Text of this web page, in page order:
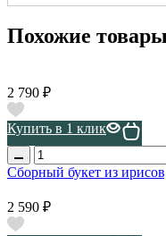
Похожие товары
2 790 ₽
Купить в 1 клик
Сборный букет из
2 590 ₽